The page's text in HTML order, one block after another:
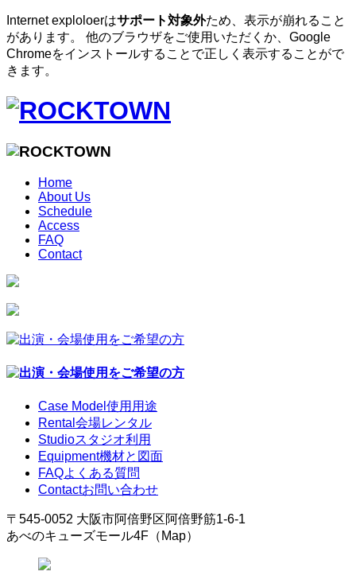
Internet exploloerはサポート対象外ため、表示が崩れること
があります。 他のブラウザをご使用いただくか、Google
Chromeをインストールすることで正しく表示することがで
きます。
Home
About Us
Schedule
Access
FAQ
Contact
Case Model 使用用途
Rental 会場レンタル
Studioスタジオ利用
Equipment機材と図面
FAQよくある質問
Contactお問い合わせ
〒545-0052 大阪市阿倍野区阿倍野筋1-6-1
あべのキューズモール4F（Map）